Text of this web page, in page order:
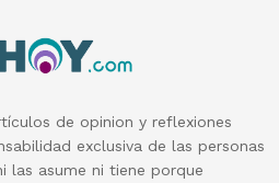
de opinion y reflexiones
exclusiva de las personas
las asume ni tiene porque